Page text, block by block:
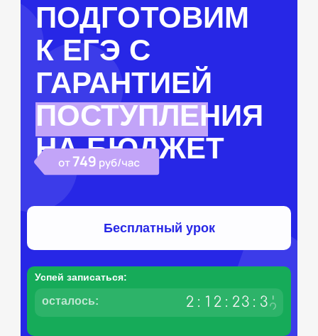
ПОДГОТОВИМ
К ЕГЭ С
ГАРАНТИЕЙ
ПОСТУПЛЕНИЯ
НА БЮДЖЕТ
Успей записаться:
осталось: 2 : 1 2 : 23 : 31
0
Бесплатный урок